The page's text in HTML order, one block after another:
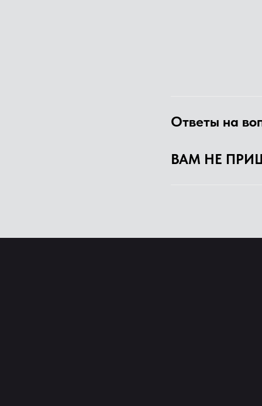
Ответы на
ВАМ НЕ